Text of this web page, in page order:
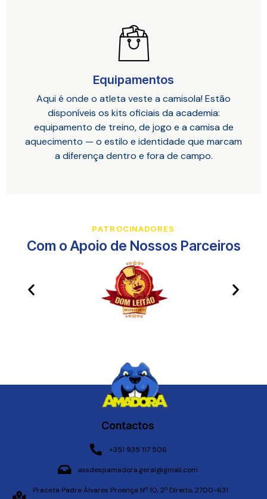
Equipamentos
Aqui é onde o atleta veste a camisola! Estão
disponíveis os kits oficiais da academia:
equipamento de treino, de jogo e a camisa de
aquecimento — o estilo e identidade que marcam
a diferença dentro e fora de campo.
PATROCINADORES
Com o Apoio de Nossos Parceiros​
Contactos
+351 935 117 506
assdespamadora.geral@gmail.com
Praceta Padre Álvares Proença Nº 10, 2º Direito, 2700-631